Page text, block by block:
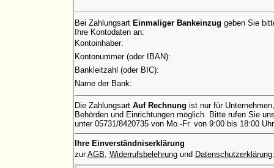
Bei Zahlungsart Einmaliger Bankeinzug geben Sie
Ihre Kontodaten an:
Kontoinhaber:
Kontonummer (oder IBAN):
Bankleitzahl (oder BIC):
Name der Bank:
Die Zahlungsart Auf Rechnung ist nur für Unternehmen,
Behörden und Einrichtungen möglich. Bitte rufen Sie
unter 05731/8420735 von Mo.-Fr. von 9:00 bis 18:00
Ihre Einverständniserklärung
zurAGB, Widerrufsbelehrungund Datenschutzerklärung: